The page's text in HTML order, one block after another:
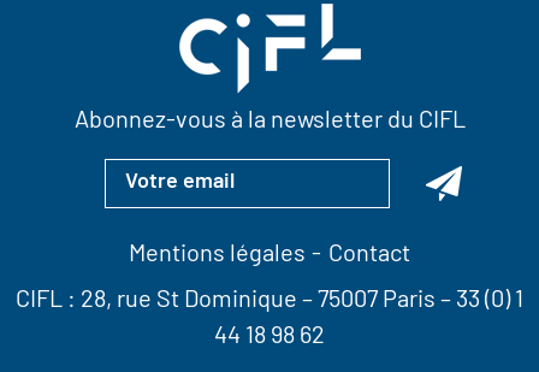
Abonnez-vous à la newsletter du CIFL
Mentions légales
Contact
CIFL : 28, rue St Dominique – 75007 Paris – 33 (0) 1
44 18 98 62